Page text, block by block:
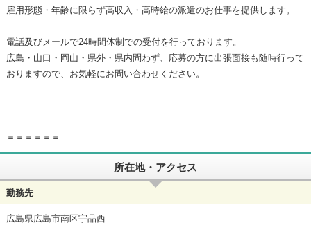
雇用形態・年齢に限らず高収入・高時給の派遣のお仕事を提供します。
電話及びメールで24時間体制での受付を行っております。
広島・山口・岡山・県外・県内問わず、応募の方に出張面接も随時行って
おりますので、お気軽にお問い合わせください。
＝＝＝＝＝＝
所在地・アクセス
勤務先
広島県広島市南区宇品西